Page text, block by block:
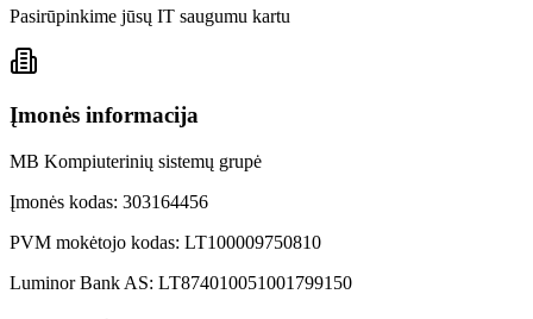
Pasirūpinkime jūsų IT saugumu kartu
Įmonės informacija
MB Kompiuterinių sistemų grupė
Įmonės kodas: 303164456
PVM mokėtojo kodas: LT100009750810
Luminor Bank AS: LT874010051001799150